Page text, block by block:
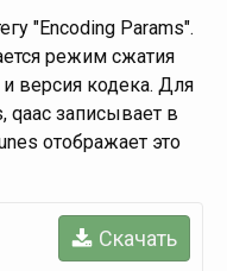
"Encoding Params".
режим сжатия
и версия кодека. Для
qaac записывает в
отображает это
Скачать